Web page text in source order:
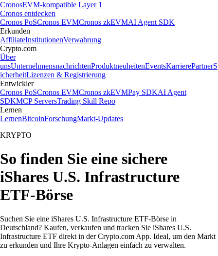
CronosEVM-kompatible Layer 1
Cronos entdecken
Cronos PoSCronos EVMCronos zkEVMAI Agent SDK
Erkunden
AffiliateInstitutionenVerwahrung
Crypto.com
Über
unsUnternehmensnachrichtenProduktneuheitenEventsKarrierePartnerS
icherheitLizenzen & Registrierung
Entwickler
Cronos PoSCronos EVMCronos zkEVMPay SDKAI Agent
SDKMCP ServersTrading Skill Repo
Lernen
LernenBitcoinForschungMarkt-Updates
KRYPTO
So finden Sie eine sichere
iShares U.S. Infrastructure
ETF-Börse
Suchen Sie eine iShares U.S. Infrastructure ETF-Börse in
Deutschland? Kaufen, verkaufen und tracken Sie iShares U.S.
Infrastructure ETF direkt in der Crypto.com App. Ideal, um den Markt
zu erkunden und Ihre Krypto-Anlagen einfach zu verwalten.